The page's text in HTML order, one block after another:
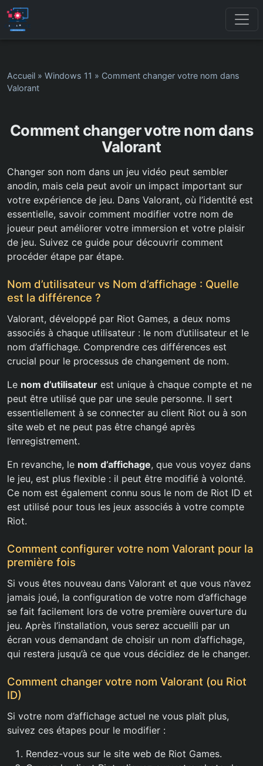
Accueil » Windows 11 » Comment changer votre nom dans
Valorant
Comment changer votre nom dans
Valorant
Changer son nom dans un jeu vidéo peut sembler
anodin, mais cela peut avoir un impact important sur
votre expérience de jeu. Dans Valorant, où l’identité est
essentielle, savoir comment modifier votre nom de
joueur peut améliorer votre immersion et votre plaisir
de jeu. Suivez ce guide pour découvrir comment
procéder étape par étape.
Nom d’utilisateur vs Nom d’affichage : Quelle
est la différence ?
Valorant, développé par Riot Games, a deux noms
associés à chaque utilisateur : le nom d’utilisateur et le
nom d’affichage. Comprendre ces différences est
crucial pour le processus de changement de nom.
Le nom d’utilisateur est unique à chaque compte et ne
peut être utilisé que par une seule personne. Il sert
essentiellement à se connecter au client Riot ou à son
site web et ne peut pas être changé après
l’enregistrement.
En revanche, le nom d’affichage, que vous voyez dans
le jeu, est plus flexible : il peut être modifié à volonté.
Ce nom est également connu sous le nom de Riot ID et
est utilisé pour tous les jeux associés à votre compte
Riot.
Comment configurer votre nom Valorant pour la
première fois
Si vous êtes nouveau dans Valorant et que vous n’avez
jamais joué, la configuration de votre nom d’affichage
se fait facilement lors de votre première ouverture du
jeu. Après l’installation, vous serez accueilli par un
écran vous demandant de choisir un nom d’affichage,
qui restera jusqu’à ce que vous décidiez de le changer.
Comment changer votre nom Valorant (ou Riot
ID)
Si votre nom d’affichage actuel ne vous plaît plus,
suivez ces étapes pour le modifier :
Rendez-vous sur le site web de Riot Games.